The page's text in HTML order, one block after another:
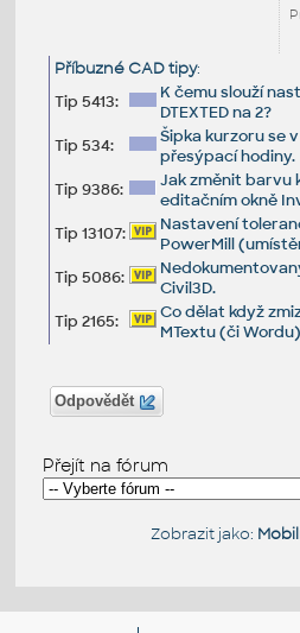
Příbuzné CAD tipy:
Tip 5413:
K čemu slouží
DTEXTED na 2?
Tip 534:
Šipka kurzoru se
přesýpací hodiny.
Tip 9386:
Jak změnit barvu
editačním okně
Tip 13107:
Nastavení
PowerMill
Tip 5086:
Civil3D.
Tip 2165:
Co dělat když
MTextu (či
Odpovědět
Přejít na fórum
Zobrazit jako: